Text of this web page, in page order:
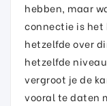
hebben, maar
connectie is het
hetzelfde over
hetzelfde
vergroot je de
vooral te daten